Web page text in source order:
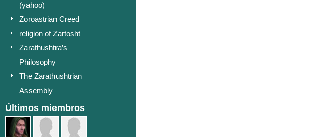
(yahoo)
Zoroastrian Creed
religion of Zartosht
Zarathushtra’s
Philosophy
The Zarathushtrian
Assembly
Últimos miembros